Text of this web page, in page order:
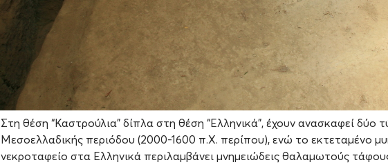
Στη θέση “Καστρούλια” δίπλα στη θέση “Ελληνικά”, έχουν ανασκαφεί δύο
Μεσοελλαδικής περιόδου (2000-1600 π.Χ. περίπου), ενώ το εκτεταμένο
νεκροταφείο στα Ελληνικά περιλαμβάνει μνημειώδεις θαλαμωτούς